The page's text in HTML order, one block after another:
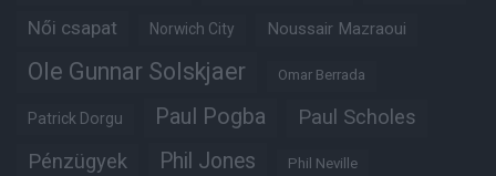
Női csapat Norwich City Noussair Mazraoui
Ole Gunnar Solskjaer Omar Berrada
Patrick Dorgu Paul Pogba Paul Scholes
Pénzügyek Phil Jones Phil Neville